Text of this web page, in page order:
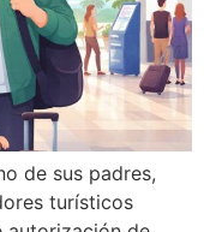
de sus padres,
turísticos